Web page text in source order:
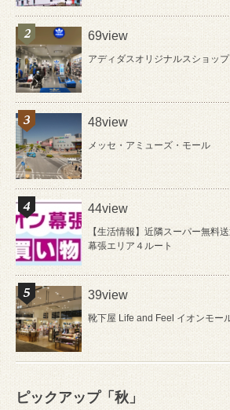
69view
アディダスオリジナルスショップ
48view
メッセ・アミューズ・モール
44view
【生活情報】近隣スーパー無料
幕張エリア４ルート
39view
靴下屋 Life and Feel イオンモー
ピックアップ「秋」